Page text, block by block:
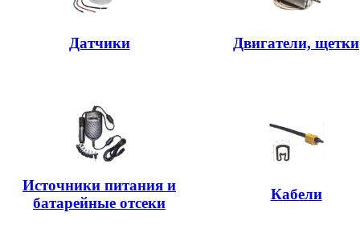
Датчики Двигатели, щетки
Источники питания и
батарейные отсеки
Кабели